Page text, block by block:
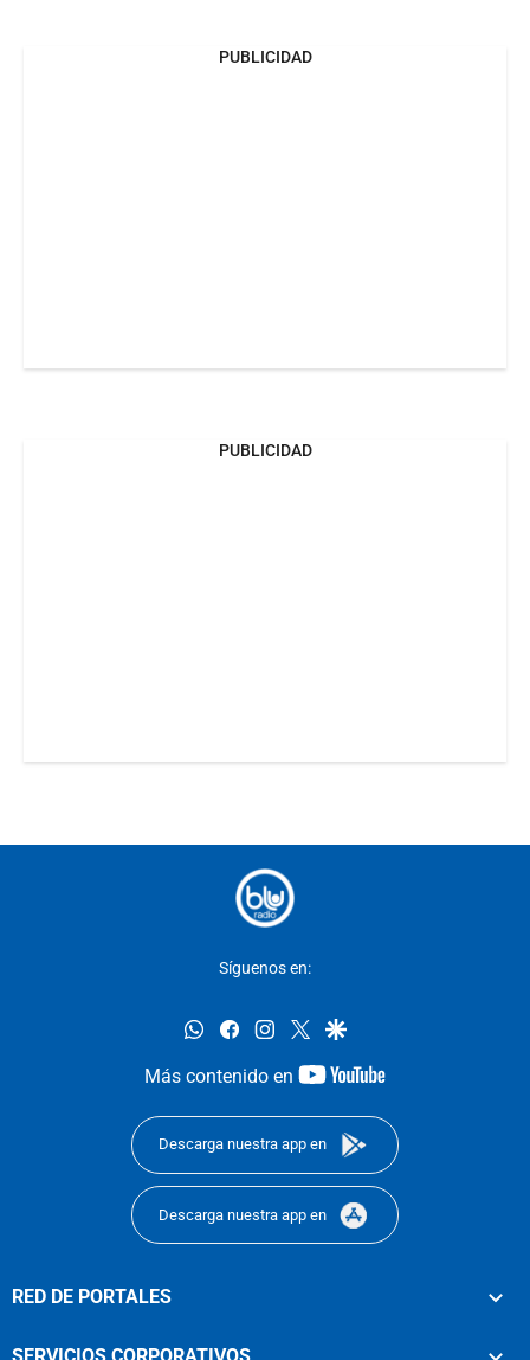
PUBLICIDAD
PUBLICIDAD
Síguenos en:
whatsappfacebookinstagram
twittergoogle
Más contenido en
youtube-
Descarga nuestra app en
Descarga nuestra app en
RED DE PORTALES